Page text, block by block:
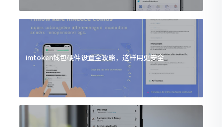
imtoken钱包硬件设置全攻略，这样用更安全